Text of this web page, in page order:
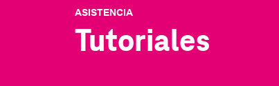
ASISTENCIA
Tutoriales